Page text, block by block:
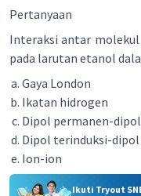
Pertanyaan
Interaksi antar
pada larutan etanol
Gaya London
Ikatan hidrogen
Dipol permanen-
Dipol terinduksi-
Ion-ion
Ikuti Tryout